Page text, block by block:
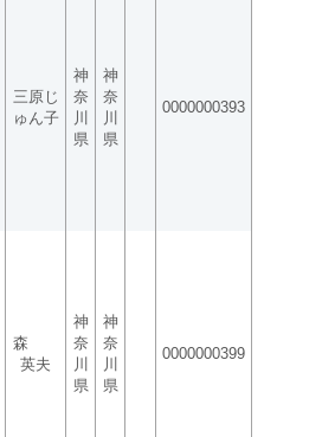
三原じ
ゅん子
神
奈
川
県
神
奈
川
県
0000000393
森
英夫
神
奈
川
県
神
奈
川
県
0000000399